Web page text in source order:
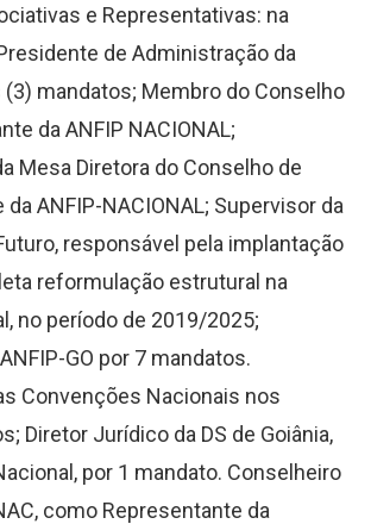
e Representativas: na
de Administração da
(3) mandatos; Membro do Conselho
da ANFIP NACIONAL;
Mesa Diretora do Conselho de
ANFIP-NACIONAL; Supervisor da
responsável pela implantação
reformulação estrutural na
no período de 2019/2025;
GO por 7 mandatos.
Convenções Nacionais nos
Diretor Jurídico da DS de Goiânia,
por 1 mandato. Conselheiro
como Representante da